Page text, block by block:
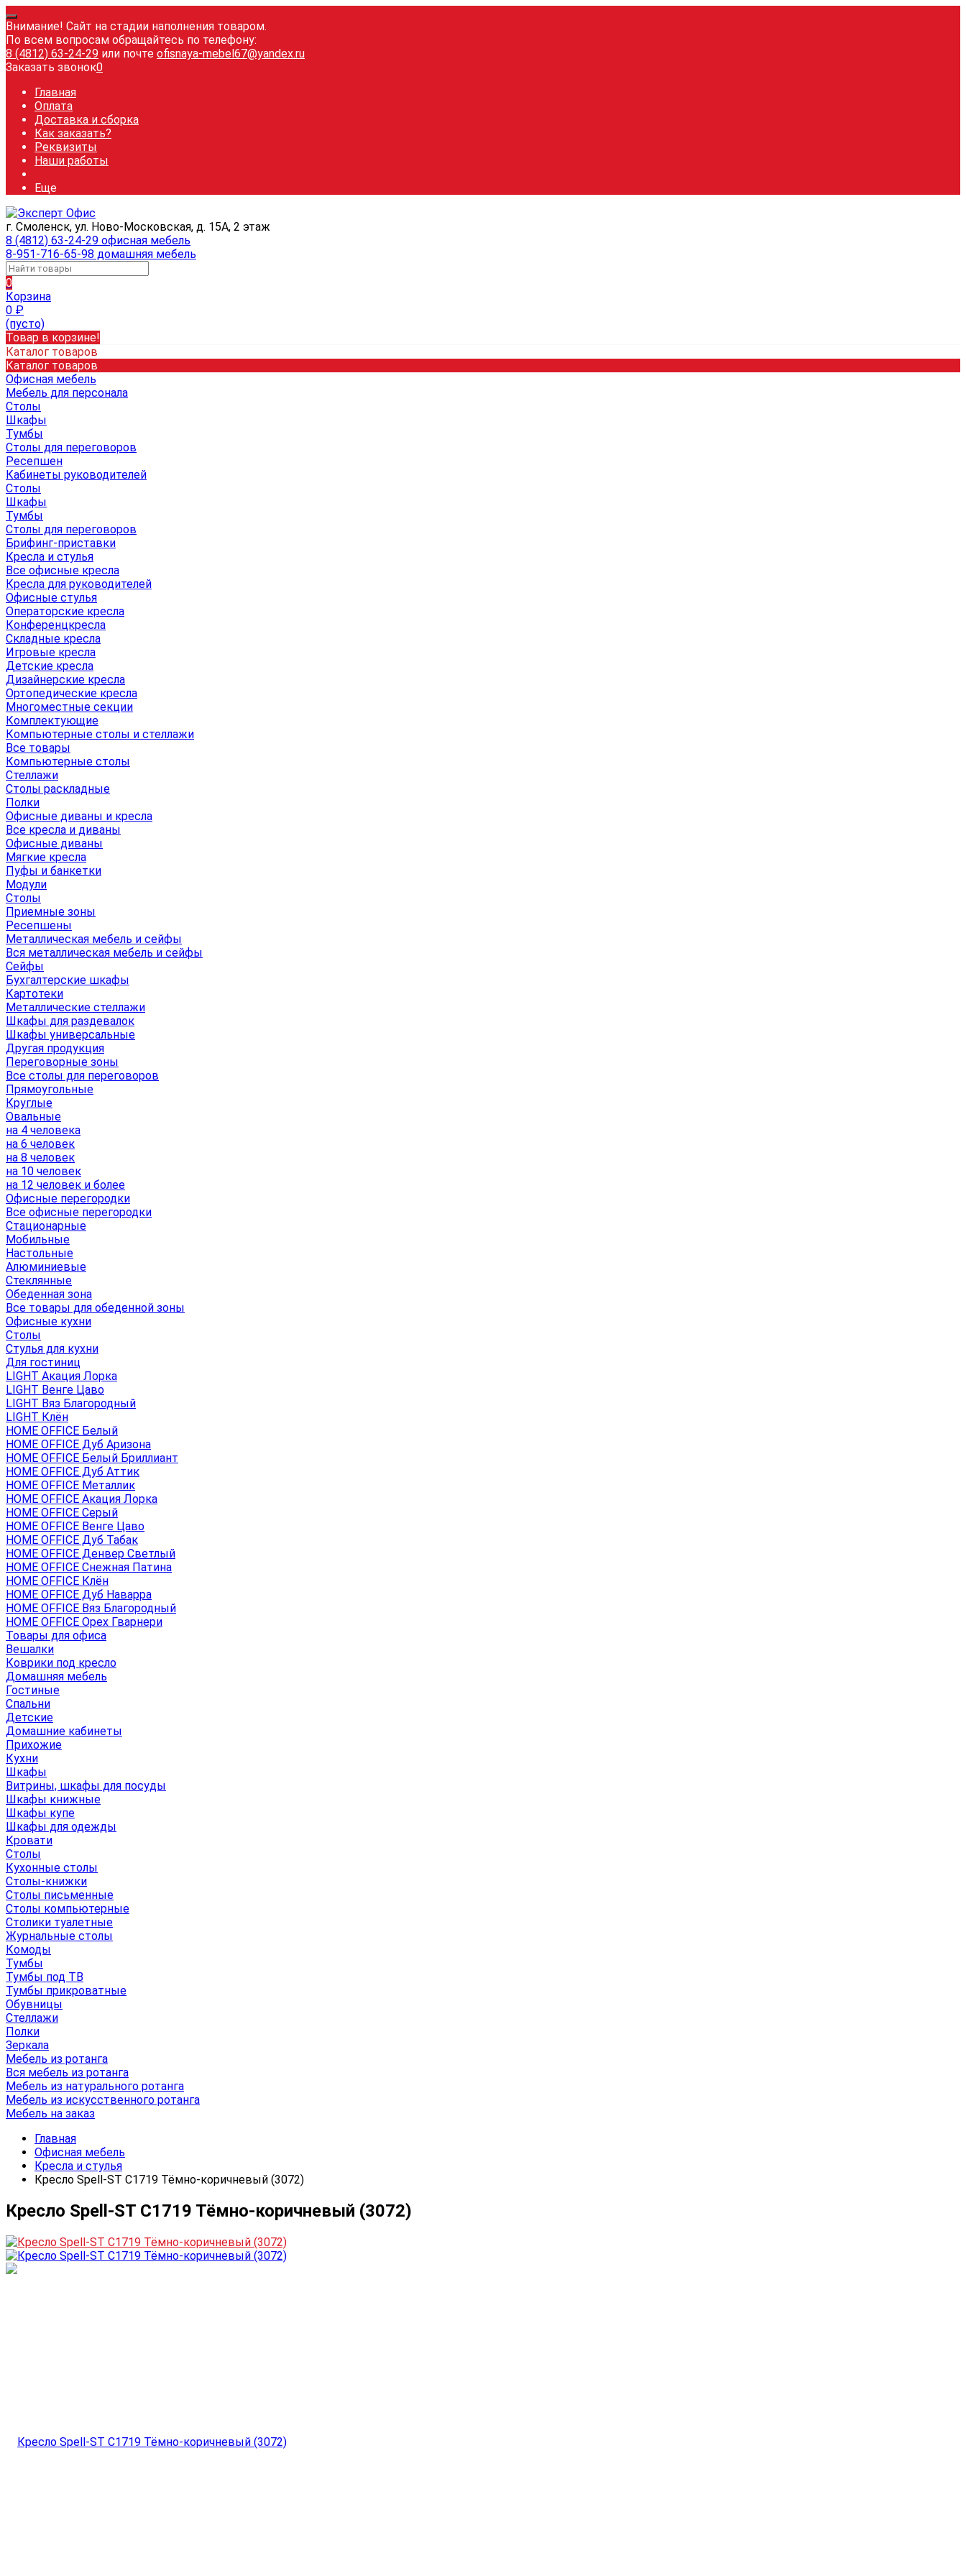
Внимание! Сайт на стадии наполнения товаром.
По всем вопросам обращайтесь по телефону:
8 (4812) 63-24-29 или почте ofisnaya-mebel67@yandex.ru
Заказать звонок0
Главная
Оплата
Доставка и сборка
Как заказать?
Реквизиты
Наши работы
Еще
г. Смоленск, ул. Ново-Московская, д. 15А, 2 этаж
8 (4812) 63-24-29 офисная мебель
8-951-716-65-98 домашняя мебель
0
Корзина
0 ₽
(пусто)
Товар в корзине!
Каталог товаров
Каталог товаров
Офисная мебель
Мебель для персонала
Столы
Шкафы
Тумбы
Столы для переговоров
Ресепшен
Кабинеты руководителей
Столы
Шкафы
Тумбы
Столы для переговоров
Брифинг-приставки
Кресла и стулья
Все офисные кресла
Кресла для руководителей
Офисные стулья
Операторские кресла
Конференцкресла
Складные кресла
Игровые кресла
Детские кресла
Дизайнерские кресла
Ортопедические кресла
Многоместные секции
Комплектующие
Компьютерные столы и стеллажи
Все товары
Компьютерные столы
Стеллажи
Столы раскладные
Полки
Офисные диваны и кресла
Все кресла и диваны
Офисные диваны
Мягкие кресла
Пуфы и банкетки
Модули
Столы
Приемные зоны
Ресепшены
Металлическая мебель и сейфы
Вся металлическая мебель и сейфы
Сейфы
Бухгалтерские шкафы
Картотеки
Металлические стеллажи
Шкафы для раздевалок
Шкафы универсальные
Другая продукция
Переговорные зоны
Все столы для переговоров
Прямоугольные
Круглые
Овальные
на 4 человека
на 6 человек
на 8 человек
на 10 человек
на 12 человек и более
Офисные перегородки
Все офисные перегородки
Стационарные
Мобильные
Настольные
Алюминиевые
Стеклянные
Обеденная зона
Все товары для обеденной зоны
Офисные кухни
Столы
Стулья для кухни
Для гостиниц
LIGHT Акация Лорка
LIGHT Венге Цаво
LIGHT Вяз Благородный
LIGHT Клён
HOME OFFICE Белый
HOME OFFICE Дуб Аризона
HOME OFFICE Белый Бриллиант
HOME OFFICE Дуб Аттик
HOME OFFICE Металлик
HOME OFFICE Акация Лорка
HOME OFFICE Серый
HOME OFFICE Венге Цаво
HOME OFFICE Дуб Табак
HOME OFFICE Денвер Светлый
HOME OFFICE Снежная Патина
HOME OFFICE Клён
HOME OFFICE Дуб Наварра
HOME OFFICE Вяз Благородный
HOME OFFICE Орех Гварнери
Товары для офиса
Вешалки
Коврики под кресло
Домашняя мебель
Гостиные
Спальни
Детские
Домашние кабинеты
Прихожие
Кухни
Шкафы
Витрины, шкафы для посуды
Шкафы книжные
Шкафы купе
Шкафы для одежды
Кровати
Столы
Кухонные столы
Столы-книжки
Столы письменные
Столы компьютерные
Столики туалетные
Журнальные столы
Комоды
Тумбы
Тумбы под ТВ
Тумбы прикроватные
Обувницы
Стеллажи
Полки
Зеркала
Мебель из ротанга
Вся мебель из ротанга
Мебель из натурального ротанга
Мебель из искусственного ротанга
Мебель на заказ
Главная
Офисная мебель
Кресла и стулья
Кресло Spell-ST С1719 Тёмно-коричневый (3072)
Кресло Spell-ST С1719 Тёмно-коричневый (3072)